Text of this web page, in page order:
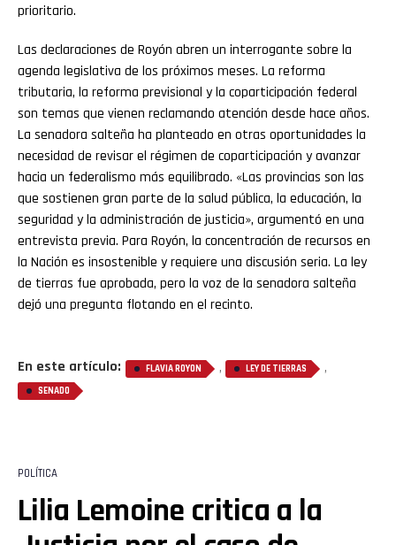
prioritario.
Las declaraciones de Royón abren un interrogante sobre la
agenda legislativa de los próximos meses. La reforma
tributaria, la reforma previsional y la coparticipación federal
son temas que vienen reclamando atención desde hace años.
La senadora salteña ha planteado en otras oportunidades la
necesidad de revisar el régimen de coparticipación y avanzar
hacia un federalismo más equilibrado. «Las provincias son las
que sostienen gran parte de la salud pública, la educación, la
seguridad y la administración de justicia», argumentó en una
entrevista previa. Para Royón, la concentración de recursos en
la Nación es insostenible y requiere una discusión seria. La ley
de tierras fue aprobada, pero la voz de la senadora salteña
dejó una pregunta flotando en el recinto.
En este artículo: FLAVIA ROYON , LEY DE TIERRAS ,
SENADO
POLÍTICA
Lilia Lemoine critica a la